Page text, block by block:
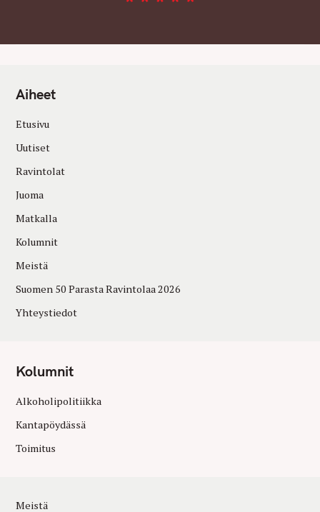
Aiheet
Etusivu
Uutiset
Ravintolat
Juoma
Matkalla
Kolumnit
Meistä
Suomen 50 Parasta Ravintolaa 2026
Yhteystiedot
Kolumnit
Alkoholipolitiikka
Kantapöydässä
Toimitus
Meistä